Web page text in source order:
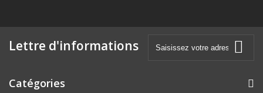
Lettre d'informations
Catégories